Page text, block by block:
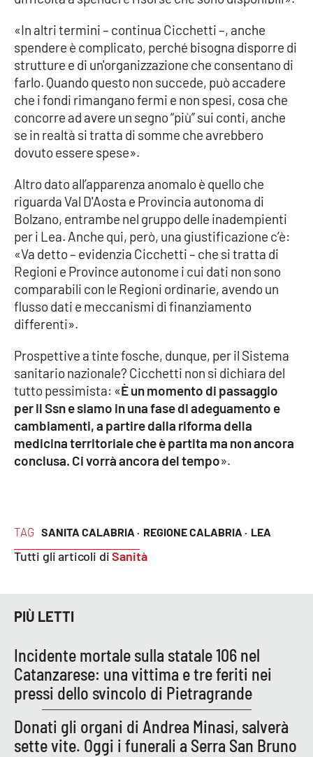
SPECIALI
Buona Sanità Calabria
LA
CALABRIAVISIONE
Destinazioni
Eventi
Storie
LAC
NETWORK
Lacplay.it
Lactv.it
Laconair.it
Lacitymag.it
Lacapitalenews.it
Cosenzachannel.it
Ilvibonese.it
APP
Android
Apple
TAG SANITA CALABRIA · REGIONE CALABRIA · LEA
Tutti gli articoli diSanità
«In altri termini – continua Cicchetti –, anche
spendere è complicato, perché bisogna disporre di
strutture e di un'organizzazione che consentano di
farlo. Quando questo non succede, può accadere
che i fondi rimangano fermi e non spesi, cosa che
concorre ad avere un segno “più” sui conti, anche
se in realtà si tratta di somme che avrebbero
dovuto essere spese».
Altro dato all’apparenza anomalo è quello che
riguarda Val D'Aosta e Provincia autonoma di
Bolzano, entrambe nel gruppo delle inadempienti
per i Lea. Anche qui, però, una giustificazione c’è:
«Va detto – evidenzia Cicchetti – che si tratta di
Regioni e Province autonome i cui dati non sono
comparabili con le Regioni ordinarie, avendo un
flusso dati e meccanismi di finanziamento
differenti».
Prospettive a tinte fosche, dunque, per il Sistema
sanitario nazionale? Cicchetti non si dichiara del
tutto pessimista: «È un momento di passaggio
per il Ssn e siamo in una fase di adeguamento e
cambiamenti, a partire dalla riforma della
medicina territoriale che è partita ma non ancora
conclusa. Ci vorrà ancora del tempo».
PIÙ LETTI
Incidente mortale sulla statale 106 nel
Catanzarese: una vittima e tre feriti nei
pressi dello svincolo di Pietragrande
Donati gli organi di Andrea Minasi, salverà
sette vite. Oggi i funerali a Serra San Bruno